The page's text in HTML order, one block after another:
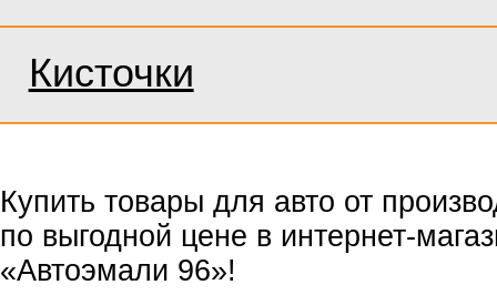
Кисточки
Купить товары для авто от
по выгодной цене в интернет-
«Автоэмали 96»!